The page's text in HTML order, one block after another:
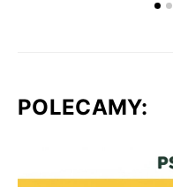
POLECAMY: